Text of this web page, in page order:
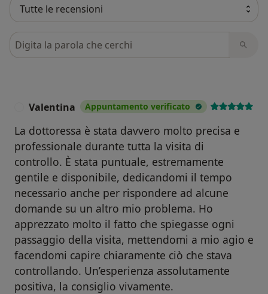
Cerca nelle recensioni
Valentina Appuntamento verificato
La dottoressa è stata davvero molto precisa e
professionale durante tutta la visita di
controllo. È stata puntuale, estremamente
gentile e disponibile, dedicandomi il tempo
necessario anche per rispondere ad alcune
domande su un altro mio problema. Ho
apprezzato molto il fatto che spiegasse ogni
passaggio della visita, mettendomi a mio agio e
facendomi capire chiaramente ciò che stava
controllando. Un’esperienza assolutamente
positiva, la consiglio vivamente.